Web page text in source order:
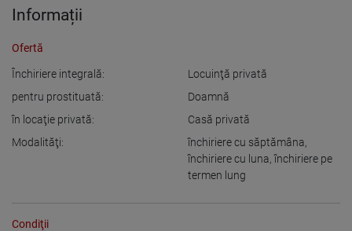
Informații
Ofertă
Închiriere integrală:
Locuinţă privată
pentru prostituată:
Doamnă
în locaţie privată:
Casă privată
Modalităţi:
închiriere cu săptămâna,
închiriere cu luna,închiriere pe
termen lung
Condiţii